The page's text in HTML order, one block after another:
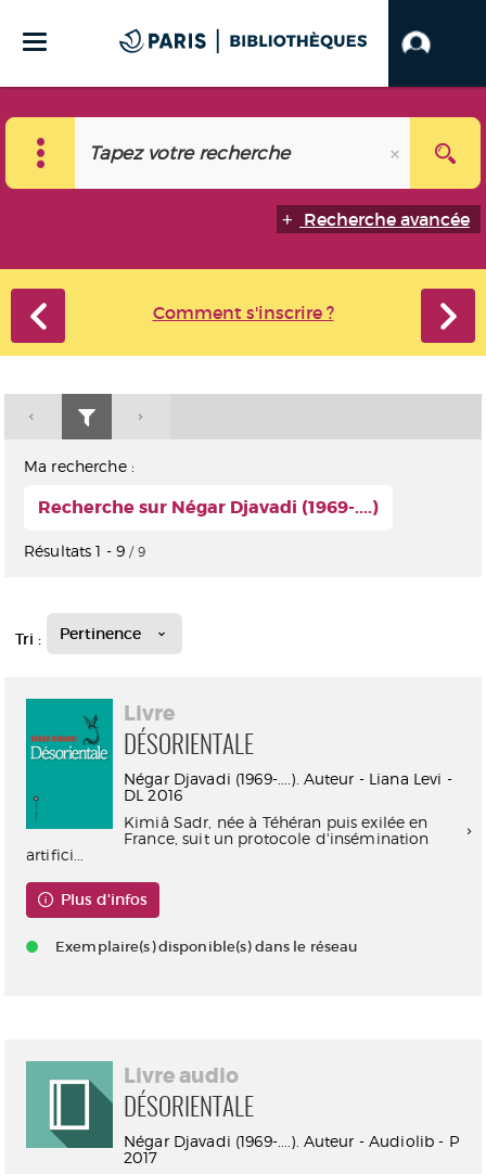
Recherche avancée
Comment s'inscrire ?
Ma recherche :
Recherche sur Négar Djavadi (1969-....)
Résultats1 - 9 / 9
Tri : Pertinence
Livre
DÉSORIENTALE
Négar Djavadi (1969-....). Auteur - Liana Levi -
DL 2016
Kimiâ Sadr, née à Téhéran puis exilée en
France, suit un protocole d'insémination
artifici...
Plus d'infos
Exemplaire(s) disponible(s) dans le réseau
Livre audio
DÉSORIENTALE
Négar Djavadi (1969-....). Auteur - Audiolib - P
2017